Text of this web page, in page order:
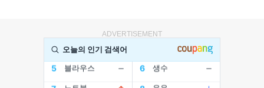
ADVERTISEMENT